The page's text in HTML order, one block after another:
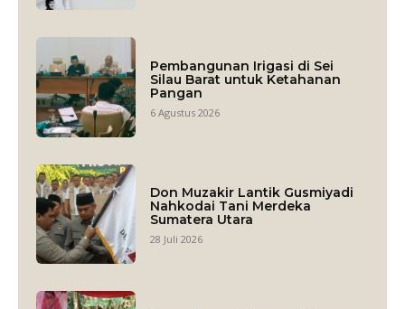
Pembangunan Irigasi di Sei
Silau Barat untuk Ketahanan
Pangan
6 Agustus 2026
Don Muzakir Lantik Gusmiyadi
Nahkodai Tani Merdeka
Sumatera Utara
28 Juli 2026